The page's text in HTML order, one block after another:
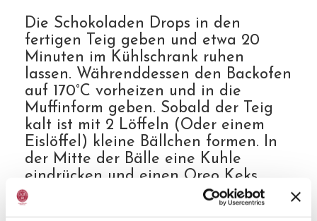
Die Schokoladen Drops in den
fertigen Teig geben und etwa 20
Minuten im Kühlschrank ruhen
lassen. Währenddessen den Backofen
auf 170°C vorheizen und in die
Muffinform geben. Sobald der Teig
kalt ist mit 2 Löffeln (Oder einem
Eislöffel) kleine Bällchen formen. In
der Mitte der Bälle eine Kuhle
eindrücken und einen Oreo Keks
hineingeben. Etwas mehr Teig
hinzugeben und wieder zu einer